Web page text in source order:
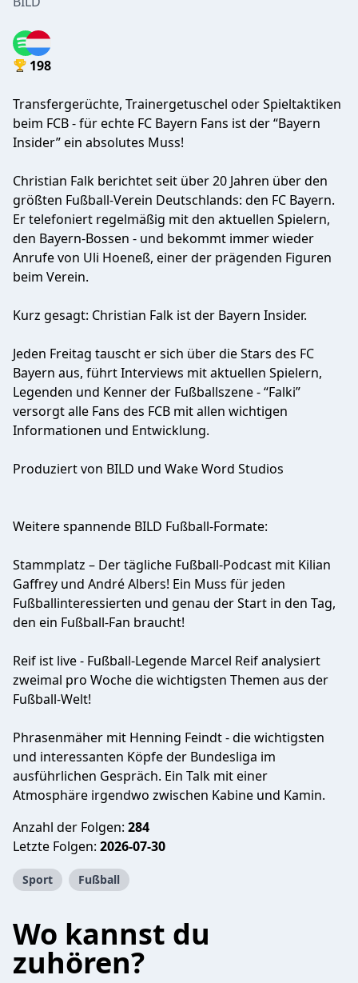
198
Transfergerüchte, Trainergetuschel oder Spieltaktiken
beim FCB - für echte FC Bayern Fans ist der “Bayern
Insider” ein absolutes Muss!
Christian Falk berichtet seit über 20 Jahren über den
größten Fußball-Verein Deutschlands: den FC Bayern.
Er telefoniert regelmäßig mit den aktuellen Spielern,
den Bayern-Bossen - und bekommt immer wieder
Anrufe von Uli Hoeneß, einer der prägenden Figuren
beim Verein.
Kurz gesagt: Christian Falk ist der Bayern Insider.
Jeden Freitag tauscht er sich über die Stars des FC
Bayern aus, führt Interviews mit aktuellen Spielern,
Legenden und Kenner der Fußballszene - “Falki”
versorgt alle Fans des FCB mit allen wichtigen
Informationen und Entwicklung.
Produziert von BILD und Wake Word Studios
Weitere spannende BILD Fußball-Formate:
Stammplatz – Der tägliche Fußball-Podcast mit Kilian
Gaffrey und André Albers! Ein Muss für jeden
Fußballinteressierten und genau der Start in den Tag,
den ein Fußball-Fan braucht!
Reif ist live - Fußball-Legende Marcel Reif analysiert
zweimal pro Woche die wichtigsten Themen aus der
Fußball-Welt!
Phrasenmäher mit Henning Feindt - die wichtigsten
und interessanten Köpfe der Bundesliga im
ausführlichen Gespräch. Ein Talk mit einer
Atmosphäre irgendwo zwischen Kabine und Kamin.
Anzahl der Folgen: 284
Letzte Folgen: 2026-07-30
Sport Fußball
Wo kannst du
zuhören?